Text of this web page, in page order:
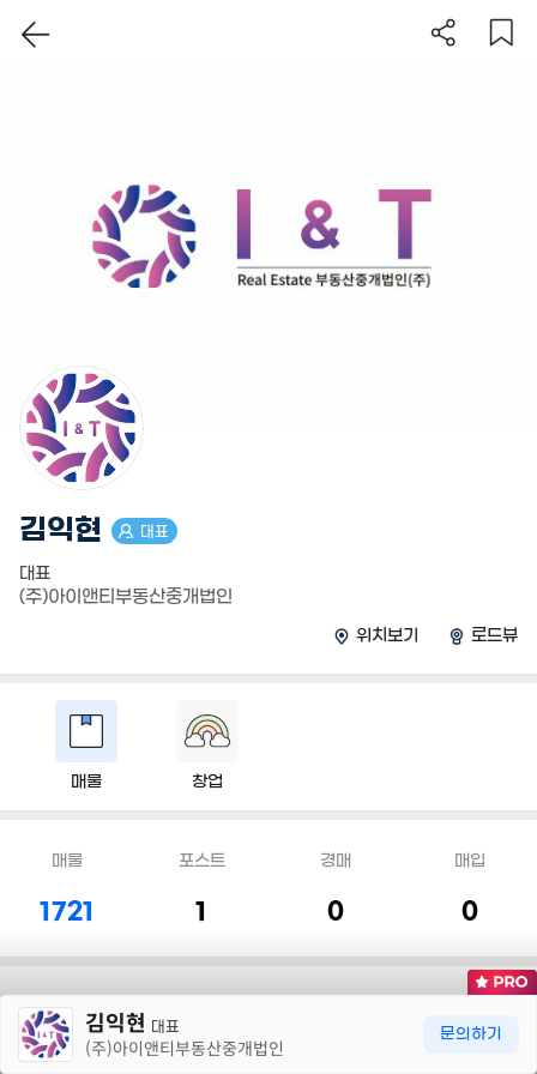
'24. 06
'25. 04
30m
김익현 대표
대표
(주)아이앤티부동산중개법인
위치보기 로드뷰
매물 창업
매물
1721
포스트
1
경매
0
매입
0
담당 지역김익현 대표
(주)아이앤티부동산중개법인
문의하기